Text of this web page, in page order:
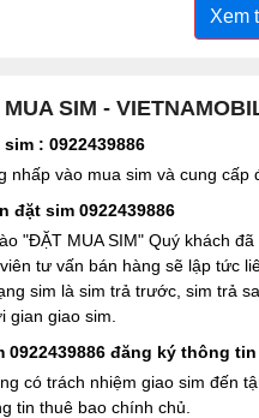
Xem
SIM -
: 0922439886
nhấp vào mua sim và cung
đặt sim 0922439886
"ĐẶT MUA SIM" Quý khách
tư vấn bán hàng sẽ lập tức
sim là sim trả trước, sim trả
gian giao sim.
0922439886 đăng ký thông
có trách nhiệm giao sim đến
tin thuê bao chính chủ.